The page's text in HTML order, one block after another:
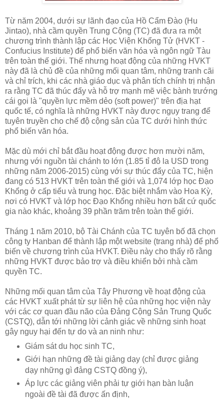
Từ năm 2004, dưới sự lãnh đạo của Hồ Cẩm Đào (Hu
Jintao), nhà cầm quyền Trung Cộng (TC) đã đưa ra một
chương trình thành lập các Học Viện Khổng Tử (HVKT -
Confucius Institute) để phổ biến văn hóa và ngôn ngữ Tàu
trên toàn thế giới. Thế nhưng hoạt động của những HVKT
này đã là chủ đề của những mối quan tâm, những tranh cãi
và chỉ trích, khi các nhà giáo dục và phân tích chính trị nhận
ra rằng TC đã thúc đẩy và hỗ trợ mạnh mẽ việc bành trướng
cái gọi là "quyền lực mềm dẻo (soft power)" trên địa hạt
quốc tế, có nghĩa là những HVKT này được ngụy trang để
tuyên truyền cho chế độ cộng sản của TC dưới hình thức
phổ biến văn hóa.
Mặc dù mới chỉ bắt đầu hoạt động được hơn mười năm,
nhưng với nguồn tài chánh to lớn (1.85 tỉ đô la USD trong
những năm 2006-2015) cùng với sự thúc đẩy của TC, hiện
đang có 513 HVKT trên toàn thế giới và 1,074 lớp học Đạo
Khổng ở cấp tiểu và trung học. Đặc biệt nhắm vào Hoa Kỳ,
nơi có HVKT và lớp học Đạo Khổng nhiều hơn bất cứ quốc
gia nào khác, khoảng 39 phần trăm trên toàn thế giới.
Tháng 1 năm 2010, bộ Tài Chánh của TC tuyên bố đã chọn
công ty Hanban để thành lập một website (trang nhà) để phổ
biến về chương trình của HVKT. Điều này cho thấy rõ rằng
những HVKT được bảo trợ và điều khiển bởi nhà cầm
quyền TC.
Những mối quan tâm của Tây Phương về hoạt động của
các HVKT xuất phát từ sự liên hệ của những học viện này
với các cơ quan đầu não của Đảng Cộng Sản Trung Quốc
(CSTQ), dẫn tới những lời cảnh giác về những sinh hoạt
gây nguy hại đến tự do và an ninh như:
Giám sát du học sinh TC,
Giới hạn những đề tài giảng dạy (chỉ được giảng
dạy những gì đảng CSTQ đồng ý),
Áp lực các giảng viên phải tự giới hạn bàn luận
ngoài đề tài đã được ấn định,